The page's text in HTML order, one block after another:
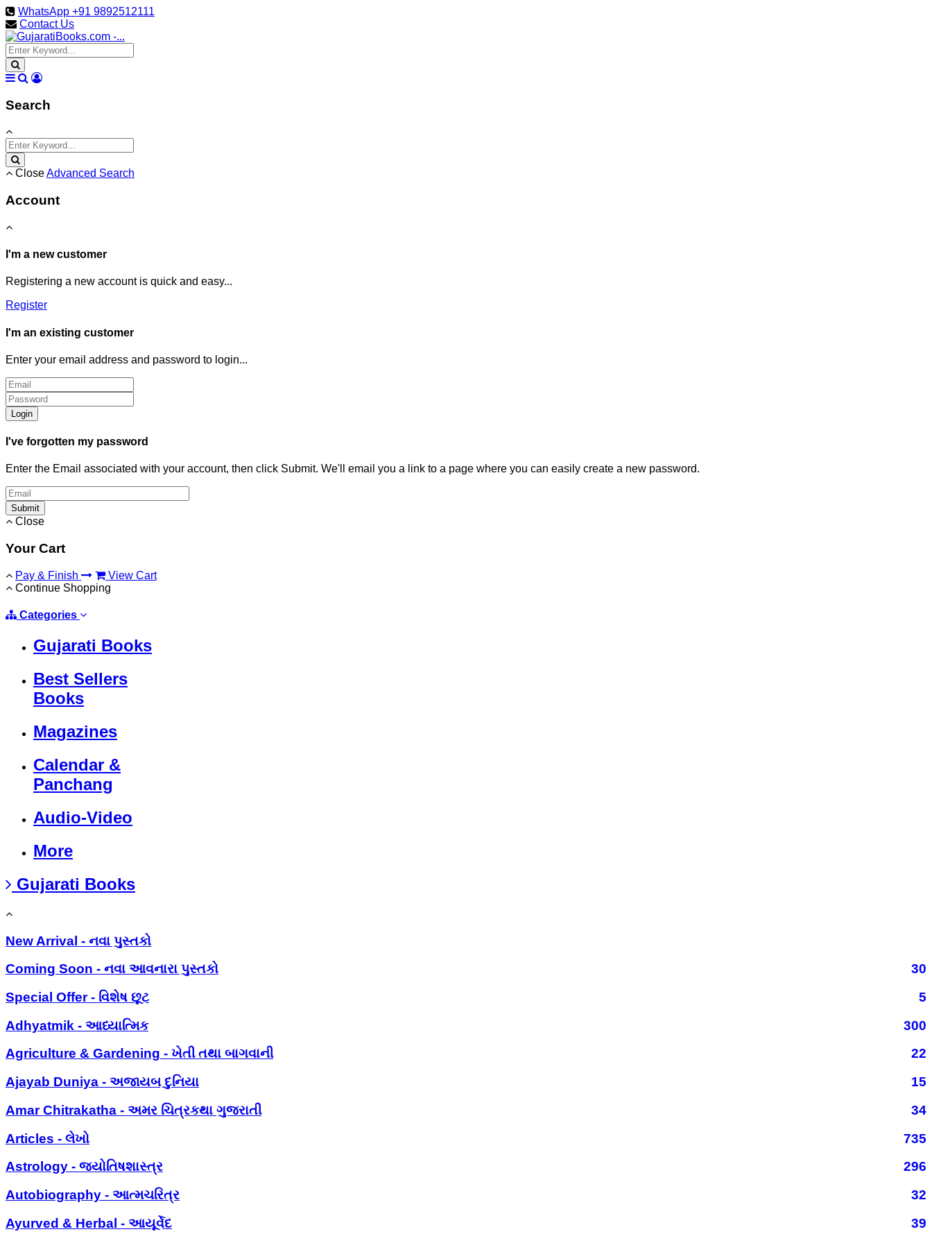
WhatsApp +91 9892512111
Contact Us
Search
CloseAdvanced Search
Account
I'm a new customer
Registering a new account is quick and easy...
Register
I'm an existing customer
Enter your email address and password to login...
Login
I've forgotten my password
Enter the Email associated with your account, then click Submit. We'll email you a link to a page where you can easily create a new password.
Submit
Close
Your Cart
Pay & Finish
View Cart
Continue Shopping
Categories
Gujarati Books
Best Sellers
Books
Magazines
Calendar &
Panchang
Audio-Video
More
Gujarati Books
New Arrival - નવા પુસ્તકો
Coming Soon - નવા આવનારા પુસ્તકો
30
Special Offer - વિશેષ છૂટ
5
Adhyatmik - આધ્યાત્મિક
300
Agriculture & Gardening - ખેતી તથા બાગવાની
22
Ajayab Duniya - અજાયબ દુનિયા
15
Amar Chitrakatha - અમર ચિત્રકથા ગુજરાતી
34
Articles - લેખો
735
Astrology - જ્યોતિષશાસ્ત્ર
296
Autobiography - આત્મચરિત્ર
32
Ayurved & Herbal - આયૂર્વેદ
39